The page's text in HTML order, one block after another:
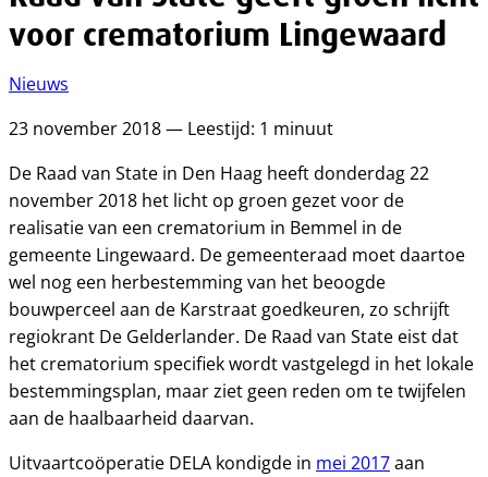
voor crematorium Lingewaard
Nieuws
23 november 2018 — Leestijd: 1 minuut
De Raad van State in Den Haag heeft donderdag 22
november 2018 het licht op groen gezet voor de
realisatie van een crematorium in Bemmel in de
gemeente Lingewaard. De gemeenteraad moet daartoe
wel nog een herbestemming van het beoogde
bouwperceel aan de Karstraat goedkeuren, zo schrijft
regiokrant De Gelderlander. De Raad van State eist dat
het crematorium specifiek wordt vastgelegd in het lokale
bestemmingsplan, maar ziet geen reden om te twijfelen
aan de haalbaarheid daarvan.
Uitvaartcoöperatie DELA kondigde in mei 2017aan